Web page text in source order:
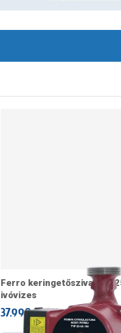
Ferro keringetőszivattyú
ivóvizes
37.990 Ft / darab